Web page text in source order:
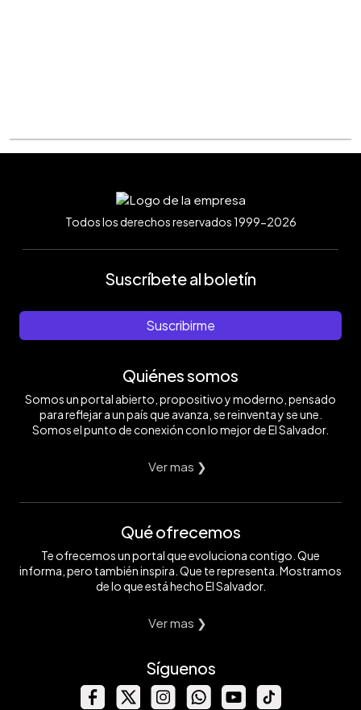
Todos los derechos reservados 1999-2026
Suscríbete al boletín
Suscribirme
Quiénes somos
Somos un portal abierto, propositivo y moderno, pensado
para reflejar a un país que avanza, se reinventa y se une.
Somos el punto de conexión con lo mejor de El Salvador.
Ver mas ❯
Qué ofrecemos
Te ofrecemos un portal que evoluciona contigo. Que
informa, pero también inspira. Que te representa. Mostramos
de lo que está hecho El Salvador.
Ver mas ❯
Síguenos